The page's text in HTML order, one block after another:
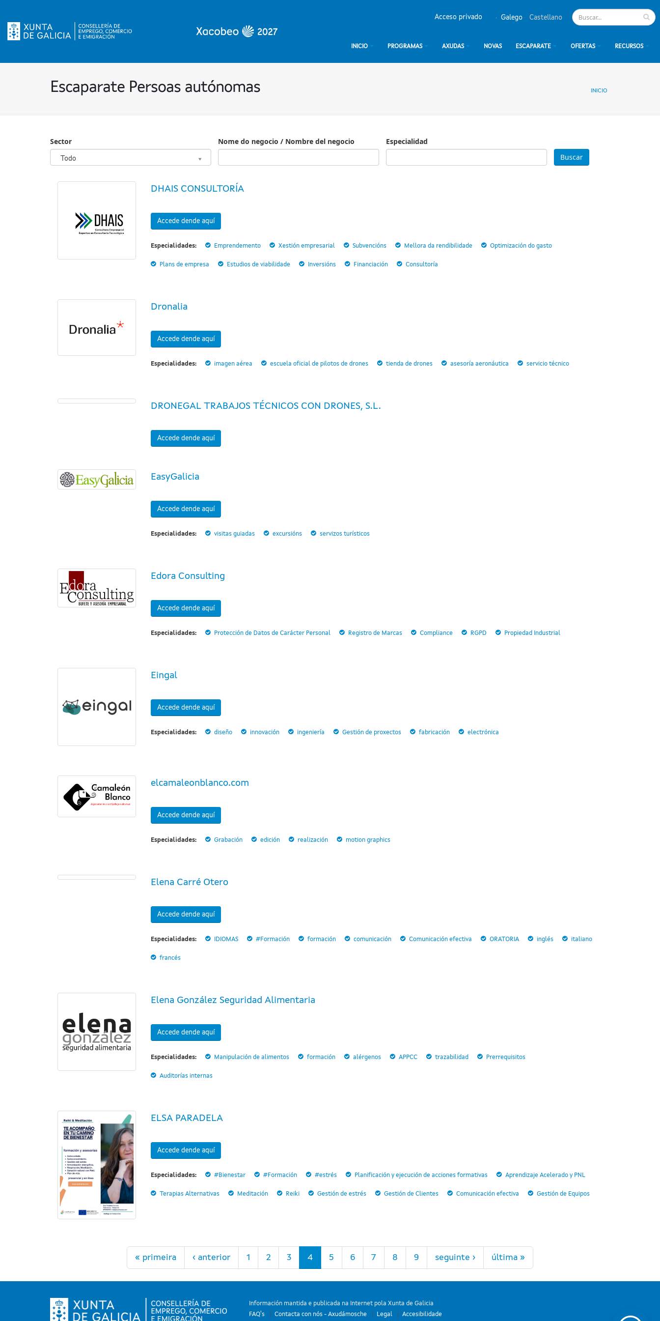
Galego Castellano
Acceso privado
INICIO PROGRAMAS AXUDAS NOVAS ESCAPARATE OFERTAS RECURSOS
Escaparate Persoas autónomas INICIO
Sector
Todo
Sector
Nome do negocio / Nombre del negocio
Especialidad
DHAIS CONSULTORÍA
Accede dende aquí
Especialidades: Emprendemento Xestión empresarial Subvencións Mellora da rendibilidade Optimización do gasto
Plans de empresa Estudios de viabilidade Inversións Financiación Consultoría
Dronalia
Accede dende aquí
Especialidades: imagen aérea escuela oficial de pilotos de drones tienda de drones asesoría aeronáutica servicio técnico
DRONEGAL TRABAJOS TÉCNICOS CON DRONES, S.L.
Accede dende aquí
EasyGalicia
Accede dende aquí
Especialidades: visitas guiadas excursións servizos turísticos
Edora Consulting
Accede dende aquí
Especialidades: Protección de Datos de Carácter Personal Registro de Marcas Compliance RGPD Propiedad Industrial
Eingal
Accede dende aquí
Especialidades: diseño innovación ingeniería Gestión de proxectos fabricación electrónica
elcamaleonblanco.com
Accede dende aquí
Especialidades: Grabación edición realización motion graphics
Elena Carré Otero
Accede dende aquí
Especialidades: IDIOMAS #Formación formación comunicación Comunicación efectiva ORATORIA inglés italiano
francés
Elena González Seguridad Alimentaria
Accede dende aquí
Especialidades: Manipulación de alimentos formación alérgenos APPCC trazabilidad Prerrequisitos
Auditorías internas
ELSA PARADELA
Accede dende aquí
Especialidades: #Bienestar #Formación #estrés Planificación y ejecución de acciones formativas Aprendizaje Acelerado y PNL
Terapias Alternativas Meditación Reiki Gestión de estrés Gestión de Clientes Comunicación efectiva Gestión de Equipos
« primeira ‹ anterior 1 2 3 4 5 6 7 8 9 seguinte › última »
Información mantida e publicada na Internet pola Xunta de Galicia
FAQ's
Contacta con nós - Axudámosche Legal Accesibilidade